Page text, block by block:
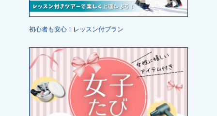
初心者も安心！レッスン付プラン